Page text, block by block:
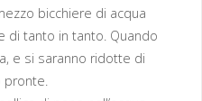
bicchiere di acqua
di tanto in tanto. Quando
e si saranno ridotte di